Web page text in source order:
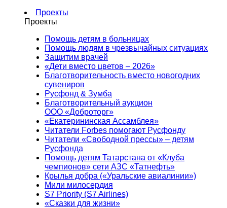
Проекты
Проекты
Помощь детям в больницах
Помощь людям в чрезвычайных ситуациях
Защитим врачей
«Дети вместо цветов – 2026»
Благотворительность вместо новогодних
сувениров
Русфонд & Зумба
Благотворительный аукцион
ООО «Доброторг»
«Екатерининская Ассамблея»
Читатели Forbes помогают Русфонду
Читатели «Свободной прессы» – детям
Русфонда
Помощь детям Татарстана от «Клуба
чемпионов» сети АЗС «Татнефть»
Крылья добра («Уральские авиалинии»)
Мили милосердия
S7 Priority (S7 Airlines)
«Сказки для жизни»